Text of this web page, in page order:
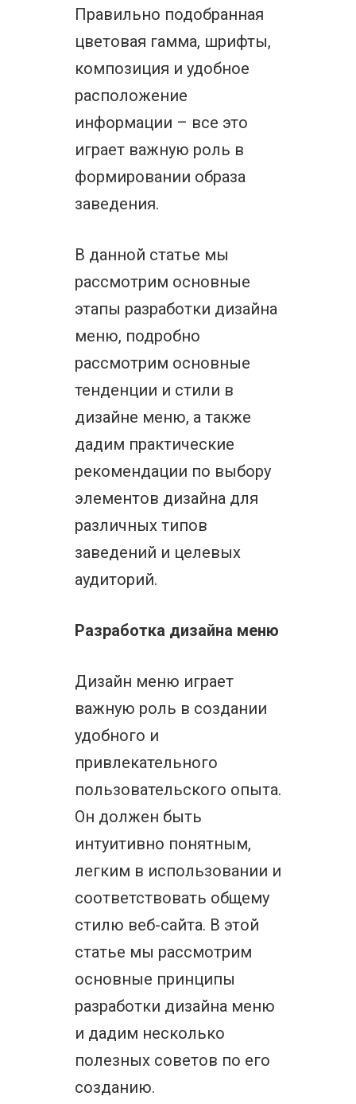
Правильно подобранная
цветовая гамма, шрифты,
композиция и удобное
расположение
информации – все это
играет важную роль в
формировании образа
заведения.
В данной статье мы
рассмотрим основные
этапы разработки дизайна
меню, подробно
рассмотрим основные
тенденции и стили в
дизайне меню, а также
дадим практические
рекомендации по выбору
элементов дизайна для
различных типов
заведений и целевых
аудиторий.
Разработка дизайна меню
Дизайн меню играет
важную роль в создании
удобного и
привлекательного
пользовательского опыта.
Он должен быть
интуитивно понятным,
легким в использовании и
соответствовать общему
стилю веб-сайта. В этой
статье мы рассмотрим
основные принципы
разработки дизайна меню
и дадим несколько
полезных советов по его
созданию.